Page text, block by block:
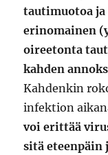
tautimuotoa ja
erinomainen
oireetonta
kahden
Kahdenkin
infektion
voi erittää
sitä eteenpäin